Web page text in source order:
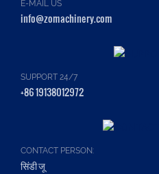
E-MAIL US
info@zomachinery.com
SUPPORT 24/7
+86 19138012972
CONTACT PERSON:
सिंडी जू